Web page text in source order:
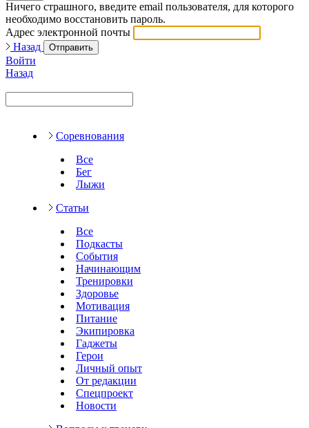
Ничего страшного, введите email пользователя, для которого
необходимо восстановить пароль.
Адрес электронной почты
Назад
Отправить
Войти
Назад
Соревнования
Все
Бег
Лыжи
Статьи
Все
Подкасты
События
Начинающим
Тренировки
Здоровье
Мотивация
Питание
Экипировка
Гаджеты
Герои
Личный опыт
От редакции
Спецпроект
Новости